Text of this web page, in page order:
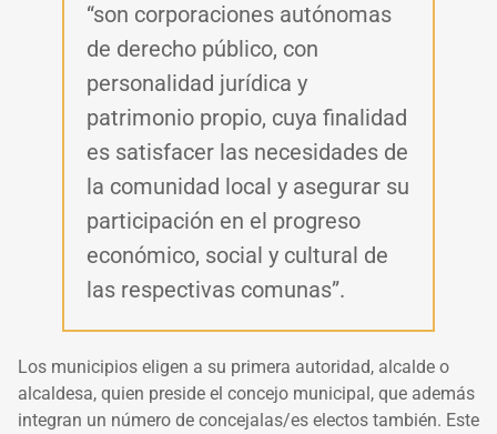
“son corporaciones autónomas
de derecho público, con
personalidad jurídica y
patrimonio propio, cuya finalidad
es satisfacer las necesidades de
la comunidad local y asegurar su
participación en el progreso
económico, social y cultural de
las respectivas comunas”.
Los municipios eligen a su primera autoridad, alcalde o
alcaldesa, quien preside el concejo municipal, que además
integran un número de concejalas/es electos también. Este